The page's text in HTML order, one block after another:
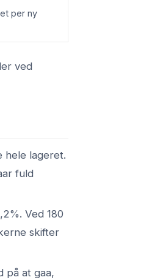
per ny
ved
lageret.
fuld
Ved 180
skifter
på at gaa,